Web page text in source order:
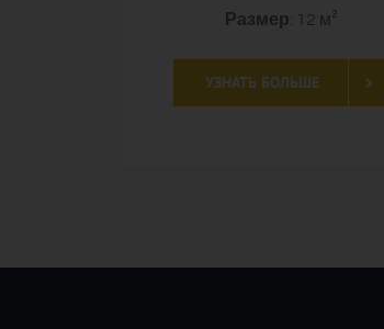
Размер: 12 м²
УЗНАТЬ БОЛЬШЕ